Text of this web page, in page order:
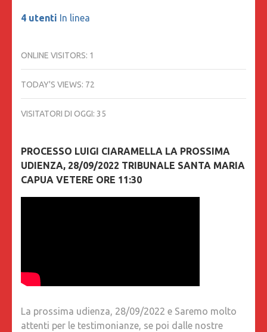
4 utenti In linea
ONLINE VISITORS: 1
TODAY'S VIEWS: 72
VISITATORI DI OGGI: 35
PROCESSO LUIGI CIARAMELLA LA PROSSIMA
UDIENZA, 28/09/2022 TRIBUNALE SANTA MARIA
CAPUA VETERE ORE 11:30
La prossima udienza, 28/09/2022 e Saremo molto
attenti per le testimonianze, se poi dalle nostre